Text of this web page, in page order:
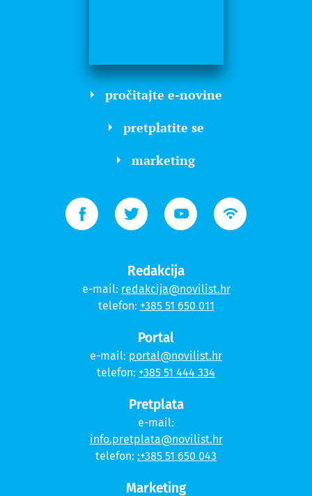
pročitajte e-novine
pretplatite se
marketing
Redakcija
e-mail: redakcija@novilist.hr
telefon: +385 51 650 011
Portal
e-mail: portal@novilist.hr
telefon: +385 51 444 334
Pretplata
e-mail:
info.pretplata@novilist.hr
telefon: :+385 51 650 043
Marketing